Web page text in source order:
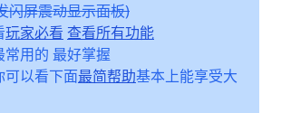
闪屏震动显示面板)
玩家必看 查看所有功能
常用的 最好掌握
可以看下面最简帮助基本上能享受大